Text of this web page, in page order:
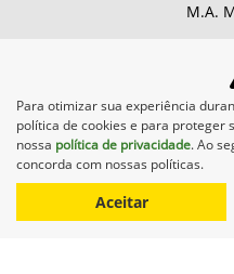
M.A.
Desacelere. Seu bem
a vida.
Para otimizar sua experiência
política de cookies e para proteger
nossa política de privacidade. Ao
concorda com nossas políticas.
Aceitar